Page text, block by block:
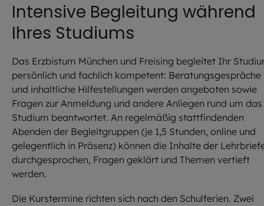
Intensive Begleitung während
Ihres Studiums
Das Erzbistum München und Freising begleitet Ihr
persönlich und fachlich kompetent: Beratungsgespräche
und inhaltliche Hilfestellungen werden angeboten sowie
Fragen zur Anmeldung und andere Anliegen rund um das
Studium beantwortet. An regelmäßig stattfindenden
Abenden der Begleitgruppen (je 1,5 Stunden, online und
gelegentlich in Präsenz) können die Inhalte der
durchgesprochen, Fragen geklärt und Themen vertieft
werden.
Die Kurstermine richten sich nach den Schulferien. Zwei